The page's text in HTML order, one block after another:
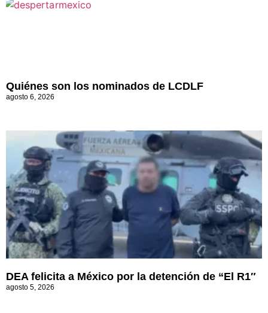
Quiénes son los nominados de LCDLF
agosto 6, 2026
DEA felicita a México por la detención de “El R1″
agosto 5, 2026